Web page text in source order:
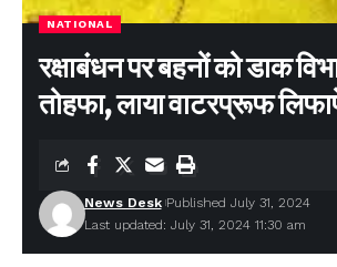
NATIONAL
रक्षाबंधन पर बहनों को डाक
तोहफा, लाया वाटरप्रूफ
Last updated: July 31, 2024 11:30 am
News Desk Published July 31, 2024